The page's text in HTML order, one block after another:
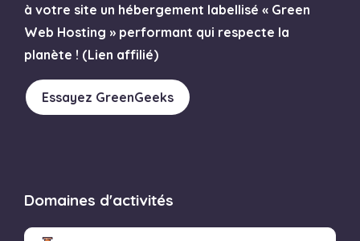
à votre site un hébergement labellisé « Green
Web Hosting » performant qui respecte la
planète ! (Lien affilié)
Essayez GreenGeeks
Domaines d'activités